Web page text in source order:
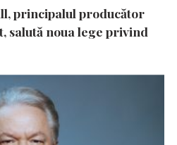
principalul producător
salută noua lege privind